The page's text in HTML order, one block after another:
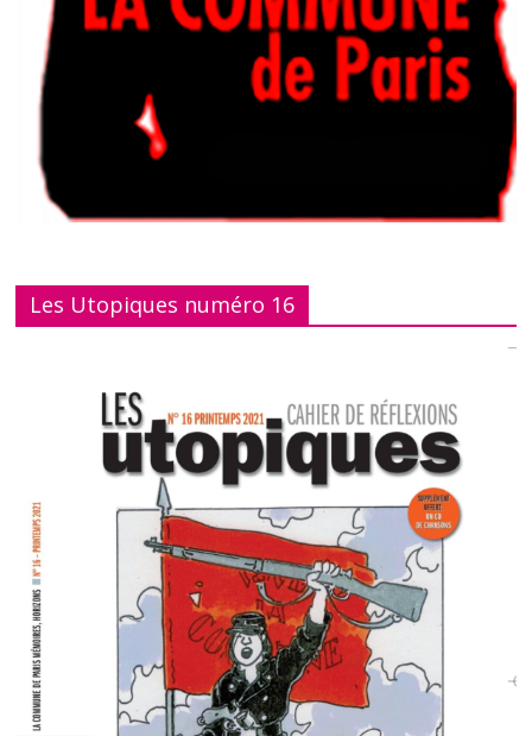
Les Utopiques numéro 16